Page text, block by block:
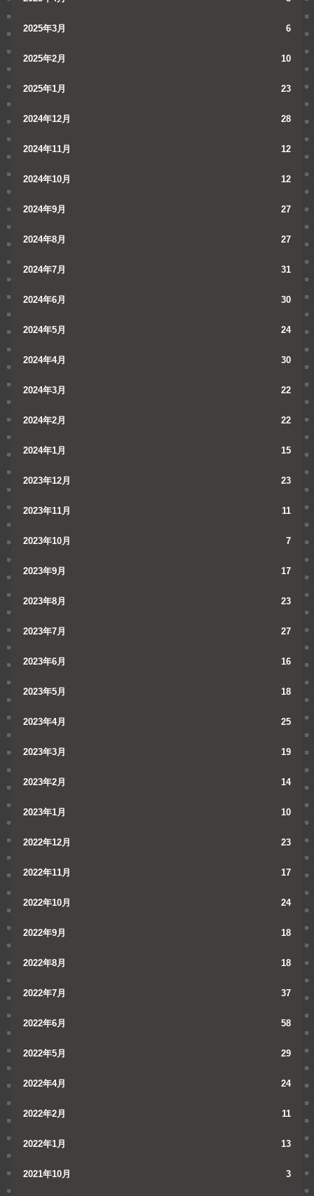
2025年3月 6
2025年2月 10
2025年1月 23
2024年12月 28
2024年11月 12
2024年10月 12
2024年9月 27
2024年8月 27
2024年7月 31
2024年6月 30
2024年5月 24
2024年4月 30
2024年3月 22
2024年2月 22
2024年1月 15
2023年12月 23
2023年11月 11
2023年10月 7
2023年9月 17
2023年8月 23
2023年7月 27
2023年6月 16
2023年5月 18
2023年4月 25
2023年3月 19
2023年2月 14
2023年1月 10
2022年12月 23
2022年11月 17
2022年10月 24
2022年9月 18
2022年8月 18
2022年7月 37
2022年6月 58
2022年5月 29
2022年4月 24
2022年2月 11
2022年1月 13
2021年10月 3